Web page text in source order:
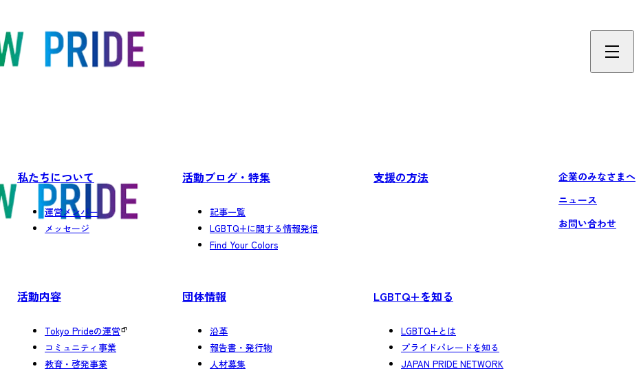
私たちについて
運営メンバー
メッセージ
活動内容
Tokyo Prideの運営
コミュニティ事業
教育・啓発事業
活動ブログ・特集
記事一覧
LGBTQ+に関する情報発信
Find Your Colors
団体情報
沿革
報告書・発行物
人材募集
支援の方法
LGBTQ+を知る
LGBTQ+とは
プライドパレードを知る
JAPAN PRIDE NETWORK
企業のみなさまへ
ニュース
お問い合わせ